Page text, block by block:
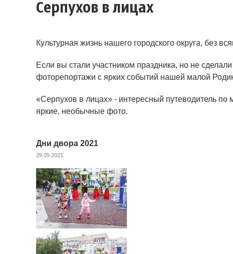
Серпухов в лицах
Культурная жизнь нашего городского округа, без
Если вы стали участником праздника, но не
фоторепортажи с ярких событий нашей малой
«Серпухов в лицах» - интересный путеводитель по
яркие, необычные фото.
Дни двора 2021
29.09.2021